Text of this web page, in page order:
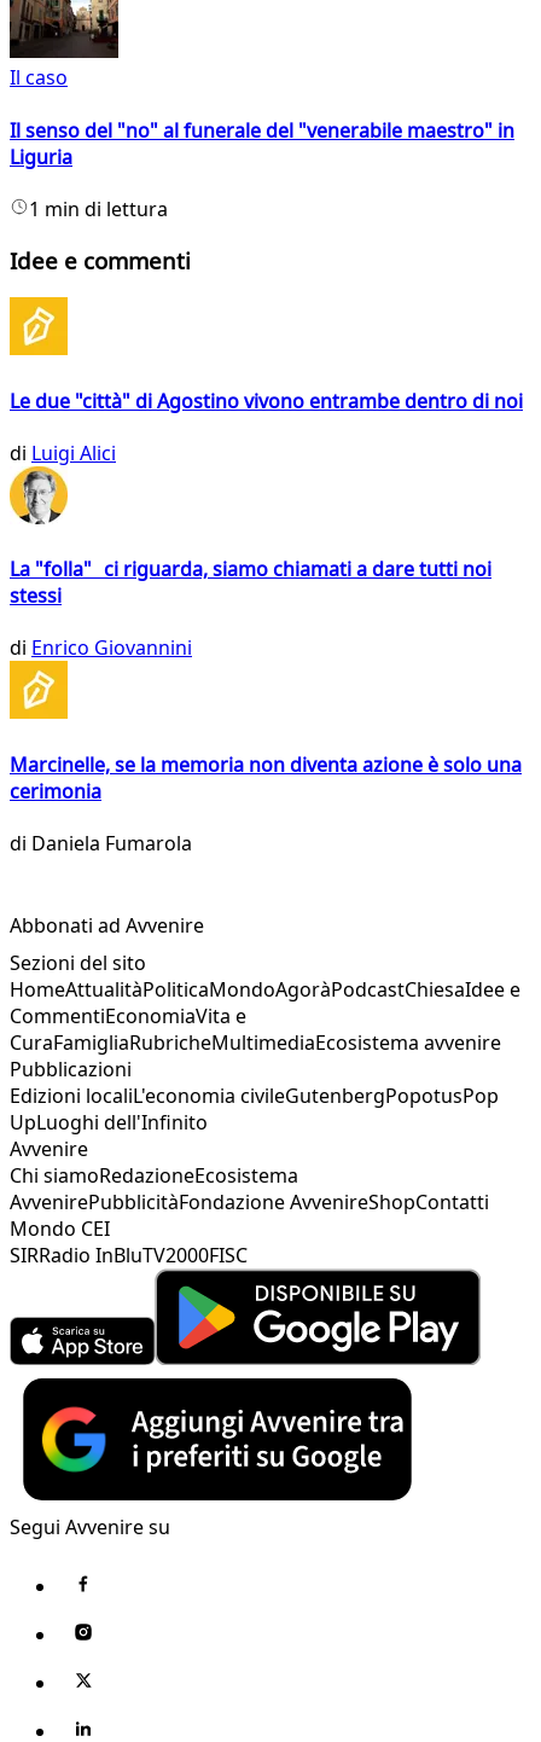
Il caso
Il senso del "no" al funerale del "venerabile maestro" in
Liguria
1 min di lettura
Idee e commenti
Le due "città" di Agostino vivono entrambe dentro di noi
di Luigi Alici
La "folla" ci riguarda, siamo chiamati a dare tutti noi
stessi
di Enrico Giovannini
Marcinelle, se la memoria non diventa azione è solo una
cerimonia
di Daniela Fumarola
Abbonati ad Avvenire
Sezioni del sito
HomeAttualitàPoliticaMondoAgoràPodcastChiesaIdee e
CommentiEconomiaVita e
CuraFamigliaRubricheMultimediaEcosistema avvenire
Pubblicazioni
Edizioni localiL'economia civileGutenbergPopotusPop
UpLuoghi dell'Infinito
Avvenire
Chi siamoRedazioneEcosistema
AvvenirePubblicitàFondazione AvvenireShopContatti
Mondo CEI
SIRRadio InBluTV2000FISC
Segui Avvenire su